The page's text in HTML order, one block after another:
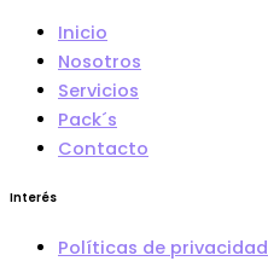
Inicio
Nosotros
Servicios
Pack´s
Contacto
Interés
Políticas de privacidad